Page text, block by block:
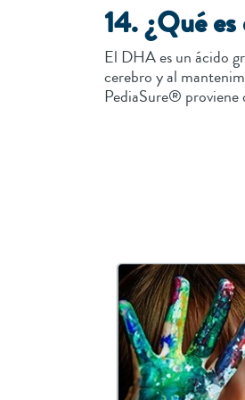
14. ¿Qué
El DHA es un ácido
cerebro y al
PediaSure®